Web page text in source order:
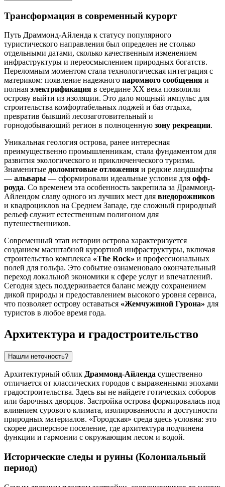
Трансформация в современный курорт
Путь Драммонд-Айленда к статусу популярного
туристического направления был определен не столько
отдельными датами, сколько качественным изменением
инфраструктуры и переосмыслением природных богатств.
Переломным моментом стала технологическая интеграция с
материком: появление надежного паромного сообщения и
полная электрификация в середине XX века позволили
острову выйти из изоляции. Это дало мощный импульс для
строительства комфортабельных лоджей и баз отдыха,
превратив бывший лесозаготовительный и
горнодобывающий регион в полноценную зону рекреации.
Уникальная геология острова, ранее интересная
преимущественно промышленникам, стала фундаментом для
развития экологического и приключенческого туризма.
Знаменитые доломитовые отложения и редкие ландшафты
— альвары — сформировали идеальные условия для офф-
роуда. Со временем эта особенность закрепила за Драммонд-
Айлендом славу одного из лучших мест для внедорожников
и квадроциклов на Среднем Западе, где сложный природный
рельеф служит естественным полигоном для
путешественников.
Современный этап истории острова характеризуется
созданием масштабной курортной инфраструктуры, включая
строительство комплекса «The Rock» и профессиональных
полей для гольфа. Это событие ознаменовало окончательный
переход локальной экономики к сфере услуг и впечатлений.
Сегодня здесь поддерживается баланс между сохранением
дикой природы и предоставлением высокого уровня сервиса,
что позволяет острову оставаться «Жемчужиной Гурона» для
туристов в любое время года.
Архитектура и градостроительство
Нашли неточность?
Архитектурный облик Драммонд-Айленда существенно
отличается от классических городов с выраженными эпохами
градостроительства. Здесь вы не найдете готических соборов
или барочных дворцов. Застройка острова формировалась под
влиянием сурового климата, изолированности и доступности
природных материалов. «Городская» среда здесь условна: это
скорее дисперсное поселение, где архитектура подчинена
функции и гармонии с окружающим лесом и водой.
Исторические следы и руины (Колониальный
период)